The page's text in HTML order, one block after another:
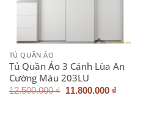
TỦ QUẦN ÁO
Tủ Quần Áo 3 Cánh Lùa An
Cường Màu 203LU
12.500.000₫ Giá
11.800.000 ₫